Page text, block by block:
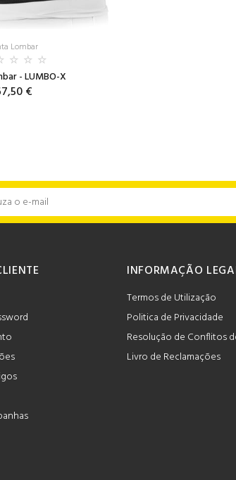
Lombar
- LUMBO-X
€
INFORMAÇÃO
Termos de Utilização
Politica de Privacidade
Resolução de Conflitos
Livro de Reclamações